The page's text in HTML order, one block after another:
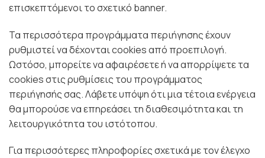
επισκεπτόμενοι το σχετικό banner.
Τα περισσότερα προγράμματα περιήγησης έχουν
ρυθμιστεί να δέχονται cookies από προεπιλογή.
Ωστόσο, μπορείτε να αφαιρέσετε ή να απορρίψετε τα
cookies στις ρυθμίσεις του προγράμματος
περιήγησής σας. Λάβετε υπόψη ότι μια τέτοια ενέργεια
θα μπορούσε να επηρεάσει τη διαθεσιμότητα και τη
λειτουργικότητα του ιστότοπου.
Για περισσότερες πληροφορίες σχετικά με τον έλεγχο